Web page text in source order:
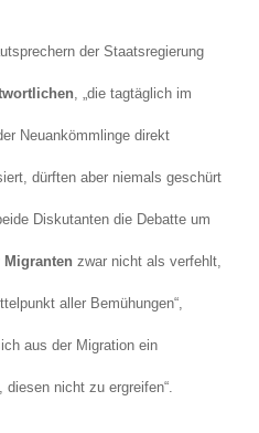
der Staatsregierung
, „die tagtäglich im
Neuankömmlinge direkt
dürften aber niemals geschürt
Diskutanten die Debatte um
zwar nicht als verfehlt,
aller Bemühungen“,
aus der Migration ein
nicht zu ergreifen“.